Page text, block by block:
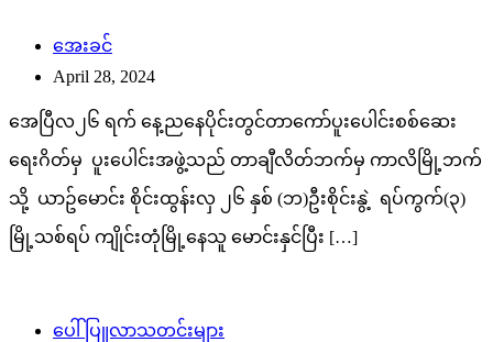
အေးခင်
April 28, 2024
အေပြီလ၂၆ ရက် နေ့ညနေပိုင်းတွင်တာကော်ပူးပေါင်းစစ်ဆေး
ရေးဂိတ်မှ ပူးပေါင်းအဖွဲ့သည် တာချီလိတ်ဘက်မှ ကာလိမြို့ဘက်
သို့ ယာဥ်မောင်း စိုင်းထွန်းလှ ၂၆ နှစ် (ဘ)ဦးစိုင်းနွဲ့ ရပ်ကွက်(၃)
မြို့သစ်ရပ် ကျိုင်းတုံမြို့နေသူ မောင်းနှင်ပြီး […]
ပေါ်ပြူလာသတင်းများ